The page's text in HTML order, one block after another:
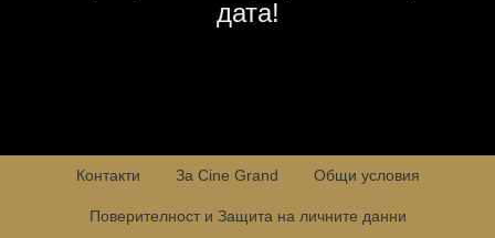
дата!
Контакти За Cine Grand Общи условия
Поверителност и Защита на личните данни